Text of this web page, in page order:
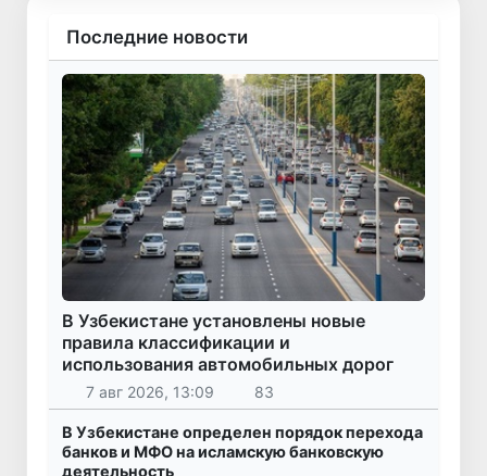
Последние новости
В Узбекистане установлены новые
правила классификации и
использования автомобильных дорог
7 авг 2026, 13:09 83
В Узбекистане определен порядок перехода
банков и МФО на исламскую банковскую
деятельность